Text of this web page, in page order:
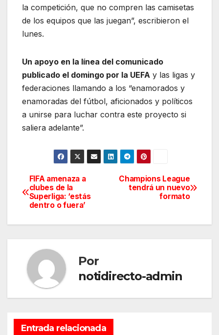
la competición, que no compren las camisetas
de los equipos que las juegan”, escribieron el
lunes.
Un apoyo en la línea del comunicado
publicado el domingo por la UEFA y las ligas y
federaciones llamando a los “enamorados y
enamoradas del fútbol, aficionados y políticos
a unirse para luchar contra este proyecto si
saliera adelante”.
Navegación
de
entradas
Champions League
tendrá un nuevo
formato
FIFA amenaza a
clubes de la
Superliga: ‘estás
dentro o fuera’
Por
notidirecto-admin
Entrada relacionada